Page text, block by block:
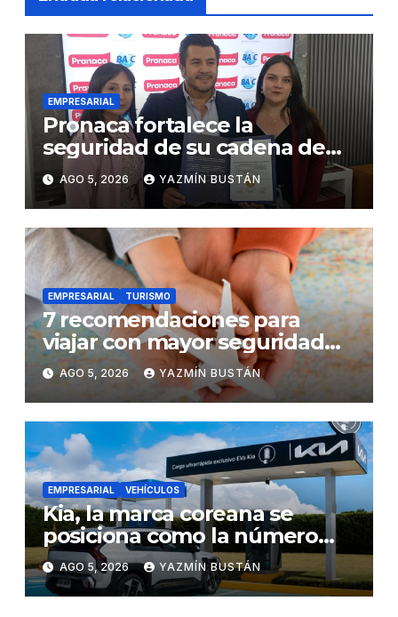
EMPRESARIAL
Pronaca fortalece la
seguridad de su cadena de
suministro con certificación
BASC en dos plantas
AGO 5, 2026 YAZMÍN BUSTÁN
EMPRESARIAL TURISMO
7 recomendaciones para
viajar con mayor seguridad
dentro y fuera del Ecuador
AGO 5, 2026 YAZMÍN BUSTÁN
EMPRESARIAL VEHÍCULOS
Kia, la marca coreana se
posiciona como la número
uno en ventas de vehículos
eléctricos en Ecuador
durante julio
AGO 5, 2026 YAZMÍN BUSTÁN